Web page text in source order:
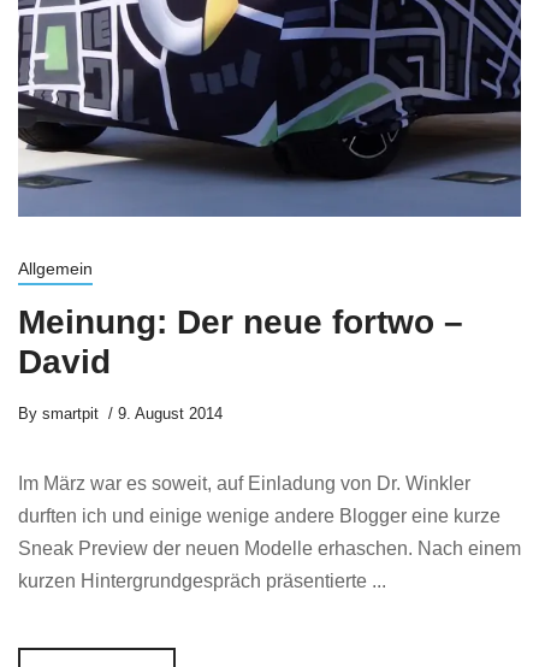
Allgemein
Meinung: Der neue fortwo –
David
By smartpit 9. August 2014
Im März war es soweit, auf Einladung von Dr. Winkler
durften ich und einige wenige andere Blogger eine kurze
Sneak Preview der neuen Modelle erhaschen. Nach einem
kurzen Hintergrundgespräch präsentierte ...